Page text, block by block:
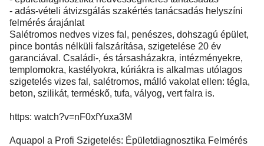
- adás-vételi átvizsgálás szakértés tanácsadás helyszíni
felmérés árajánlat
Salétromos nedves vizes fal, penészes, dohszagú épület,
pince bontás nélküli falszárítása, szigetelése 20 év
garanciával. Családi-, és társasházakra, intézményekre,
templomokra, kastélyokra, kúriákra is alkalmas utólagos
szigetelés vizes fal, salétromos, málló vakolat ellen: tégla,
beton, szilikát, terméskő, tufa, vályog, vert falra is.
https: watch?v=nF0xfYuxa3M
Aquapol a Profi Szigetelés: Épületdiagnosztika Felmérés